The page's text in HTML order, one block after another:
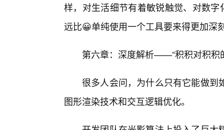
样，对生活细节有着敏锐触觉、对数
远比😀单纯使用一个工具要来得更加深
第六章：深度解析——“积积对积积
很多人会问，为什么只有它能做到
图形渲染技术和交互逻辑优化。